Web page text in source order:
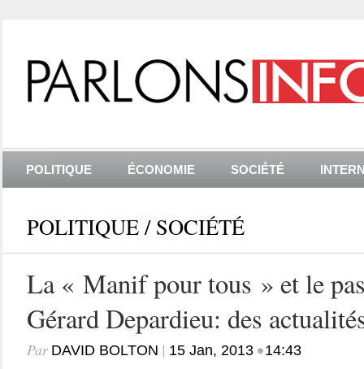
POLITIQUE ÉCONOMIE SOCIÉTÉ
POLITIQUE / SOCIÉTÉ
La « Manif pour tous » et le
Gérard Depardieu: des
Par DAVID BOLTON | 15 Jan, 2013•14:43